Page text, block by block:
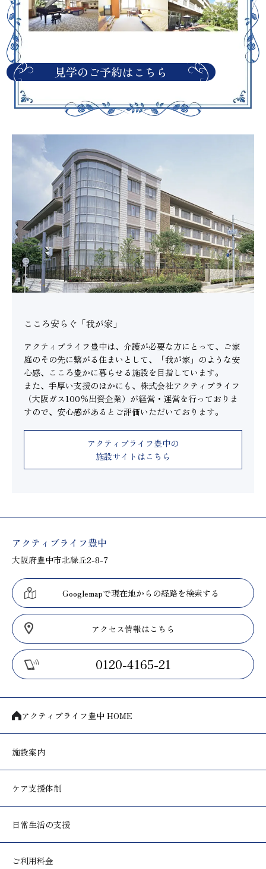
見学のご予約はこちら
こころ安らぐ「我が家」
アクティブライフ豊中は、介護が必要な方にとって、ご家
庭のその先に繋がる住まいとして、「我が家」のような安
心感、こころ豊かに暮らせる施設を目指しています。
また、手厚い支援のほかにも、株式会社アクティブライフ
（大阪ガス100％出資企業）が経営・運営を行っておりま
すので、安心感があるとご評価いただいております。
アクティブライフ豊中の
施設サイトはこちら
アクティブライフ豊中
大阪府豊中市北緑丘2-8-7
Googlemapで現在地からの経路を検索する
アクセス情報はこちら
0120-4165-21
アクティブライフ豊中 HOME
施設案内
ケア支援体制
日常生活の支援
ご利用料金